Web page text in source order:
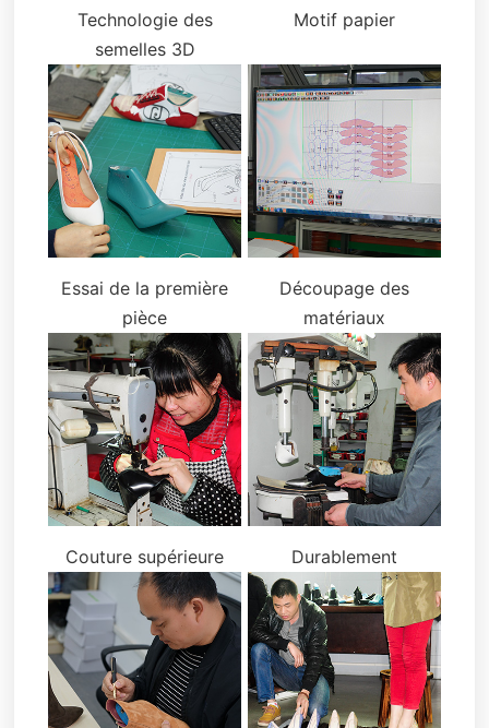
Technologie des
semelles 3D
Motif papier
Essai de la première
pièce
Découpage des
matériaux
Couture supérieure Durablement